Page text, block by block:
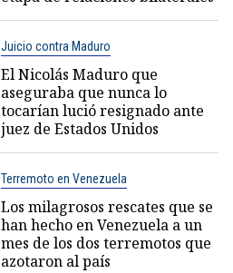
Juicio contra Maduro
El Nicolás Maduro que
aseguraba que nunca lo
tocarían lució resignado ante
juez de Estados Unidos
Terremoto en Venezuela
Los milagrosos rescates que se
han hecho en Venezuela a un
mes de los dos terremotos que
azotaron al país